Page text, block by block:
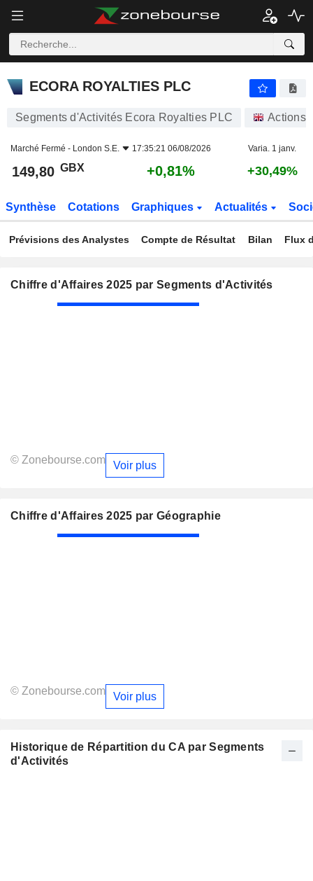
ECORA ROYALTIES PLC
ECORA ROYALTIES PLC
Segments d'Activités Ecora Royalties PLC Actions
Marché Fermé - London S.E. 17:35:21 06/08/2026 Varia. 1 janv.
149,80 GBX +0,81% +30,49%
Synthèse Cotations Graphiques Actualités
Prévisions des Analystes Compte de Résultat Bilan Flux
Chiffre d'Affaires 2025 par Segments d'Activités
© Zonebourse.com Voir plus
Chiffre d'Affaires 2025 par Géographie
© Zonebourse.com Voir plus
Historique de Répartition du CA par Segments
d'Activités